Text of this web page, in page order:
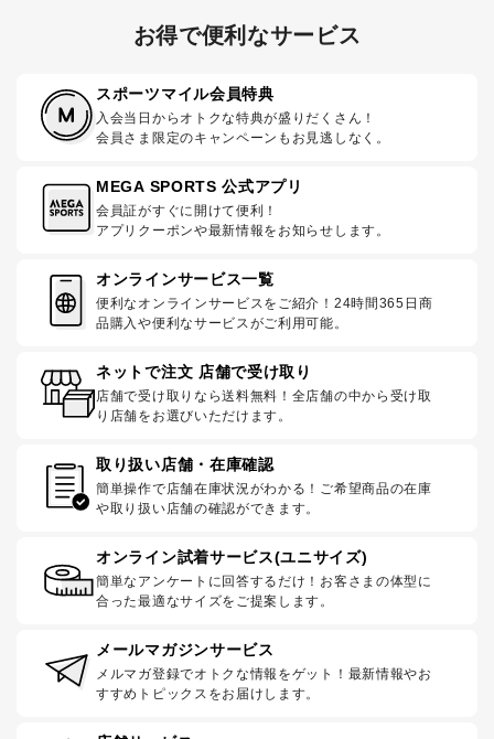
お得で便利なサービス
スポーツマイル会員特典
入会当日からオトクな特典が盛りだくさん！
会員さま限定のキャンペーンもお見逃しなく。
MEGA SPORTS 公式アプリ
会員証がすぐに開けて便利！
アプリクーポンや最新情報をお知らせします。
オンラインサービス一覧
便利なオンラインサービスをご紹介！24時間365日商
品購入や便利なサービスがご利用可能。
ネットで注文 店舗で受け取り
店舗で受け取りなら送料無料！全店舗の中から受け取
り店舗をお選びいただけます。
取り扱い店舗・在庫確認
簡単操作で店舗在庫状況がわかる！ご希望商品の在庫
や取り扱い店舗の確認ができます。
オンライン試着サービス(ユニサイズ)
簡単なアンケートに回答するだけ！お客さまの体型に
合った最適なサイズをご提案します。
メールマガジンサービス
メルマガ登録でオトクな情報をゲット！最新情報やお
すすめトピックスをお届けします。